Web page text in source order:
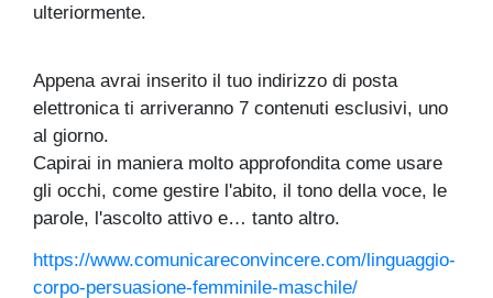
ulteriormente.
Appena avrai inserito il tuo indirizzo di posta
elettronica ti arriveranno 7 contenuti esclusivi, uno
al giorno.
Capirai in maniera molto approfondita come usare
gli occhi, come gestire l'abito, il tono della voce, le
parole, l'ascolto attivo e… tanto altro.
https://www.comunicareconvincere.com/linguaggio-
corpo-persuasione-femminile-maschile/